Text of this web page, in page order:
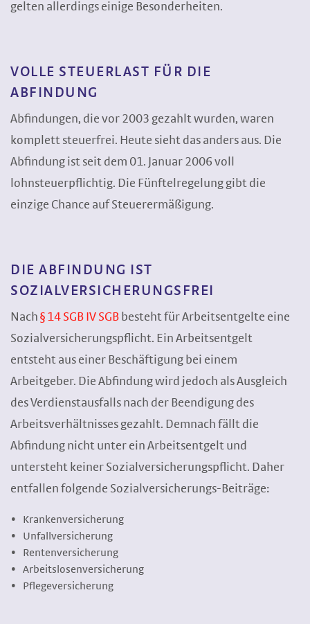
gelten allerdings einige Besonderheiten.
VOLLE STEUERLAST FÜR DIE
ABFINDUNG
Abfindungen, die vor 2003 gezahlt wurden, waren
komplett steuerfrei. Heute sieht das anders aus. Die
Abfindung ist seit dem 01. Januar 2006 voll
lohnsteuerpflichtig. Die Fünftelregelung gibt die
einzige Chance auf Steuerermäßigung.
DIE ABFINDUNG IST
SOZIALVERSICHERUNGSFREI
Nach § 14 SGB IV SGB besteht für Arbeitsentgelte eine
Sozialversicherungspflicht. Ein Arbeitsentgelt
entsteht aus einer Beschäftigung bei einem
Arbeitgeber. Die Abfindung wird jedoch als Ausgleich
des Verdienstausfalls nach der Beendigung des
Arbeitsverhältnisses gezahlt. Demnach fällt die
Abfindung nicht unter ein Arbeitsentgelt und
untersteht keiner Sozialversicherungspflicht. Daher
entfallen folgende Sozialversicherungs-Beiträge:
Krankenversicherung
Unfallversicherung
Rentenversicherung
Arbeitslosenversicherung
Pflegeversicherung